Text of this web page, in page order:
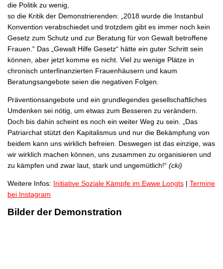
die Politik zu wenig,
so die Kritik der Demonstrierenden: „2018 wurde die Instanbul
Konvention verabschiedet und trotzdem gibt es immer noch kein
Gesetz zum Schutz und zur Beratung für von Gewalt betroffene
Frauen.“ Das „Gewalt Hilfe Gesetz“ hätte ein guter Schritt sein
können, aber jetzt komme es nicht. Viel zu wenige Plätze in
chronisch unterfinanzierten Frauenhäusern und kaum
Beratungsangebote seien die negativen Folgen.
Präventionsangebote und ein grundlegendes gesellschaftliches
Umdenken sei nötig, um etwas zum Besseren zu verändern.
Doch bis dahin scheint es noch ein weiter Weg zu sein. „Das
Patriarchat stützt den Kapitalismus und nur die Bekämpfung von
beidem kann uns wirklich befreien. Deswegen ist das einzige, was
wir wirklich machen können, uns zusammen zu organisieren und
zu kämpfen und zwar laut, stark und ungemütlich!“ (cki)
Weitere Infos: Initiative Soziale Kämpfe im Ewwe Longts | Termine
bei Instagram
Bilder der Demonstration